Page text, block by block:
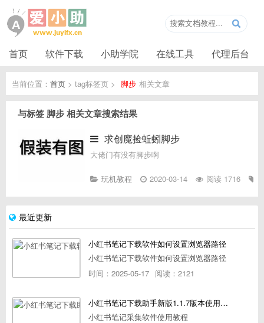
首页 软件下载 小助学院 在线工具 代理后台
当前位置： 首页 > tag标签页 > 脚步 相关文章
与标签 脚步相关文章搜索结果
求创魔捡蚯蚓脚步
大佬门有没有脚步啊
玩机教程 2020-03-14 阅读 1716
最近更新
小红书笔记下载软件如何设置浏览器路径
小红书笔记下载软件如何设置浏览器路径
时间：2025-05-17 阅读：2121
小红书笔记下载助手新版1.1.7版本使用教程
小红书笔记采集软件使用教程